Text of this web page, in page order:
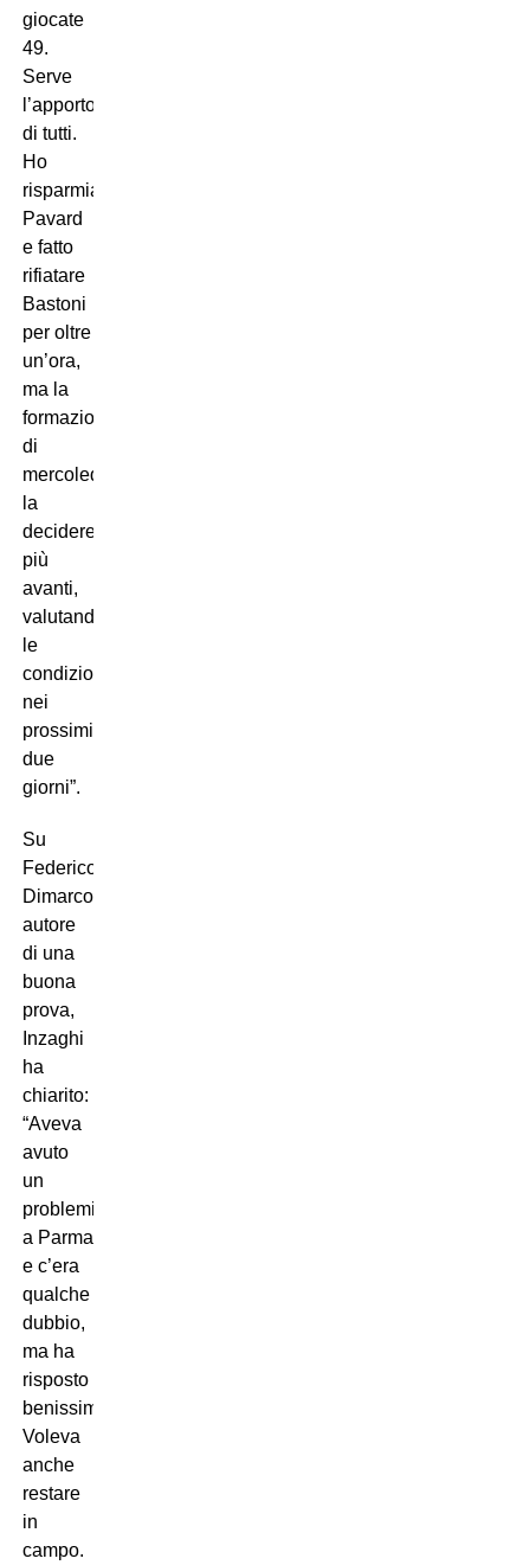
giocate
49.
Serve
l’apporto
di tutti.
Ho
risparmiato
Pavard
e fatto
rifiatare
Bastoni
per oltre
un’ora,
ma la
formazione
di
mercoledì
la
decideremo
più
avanti,
valutando
le
condizioni
nei
prossimi
due
giorni”.
Su
Federico
Dimarco,
autore
di una
buona
prova,
Inzaghi
ha
chiarito:
“Aveva
avuto
un
problemino
a Parma
e c’era
qualche
dubbio,
ma ha
risposto
benissimo.
Voleva
anche
restare
in
campo.